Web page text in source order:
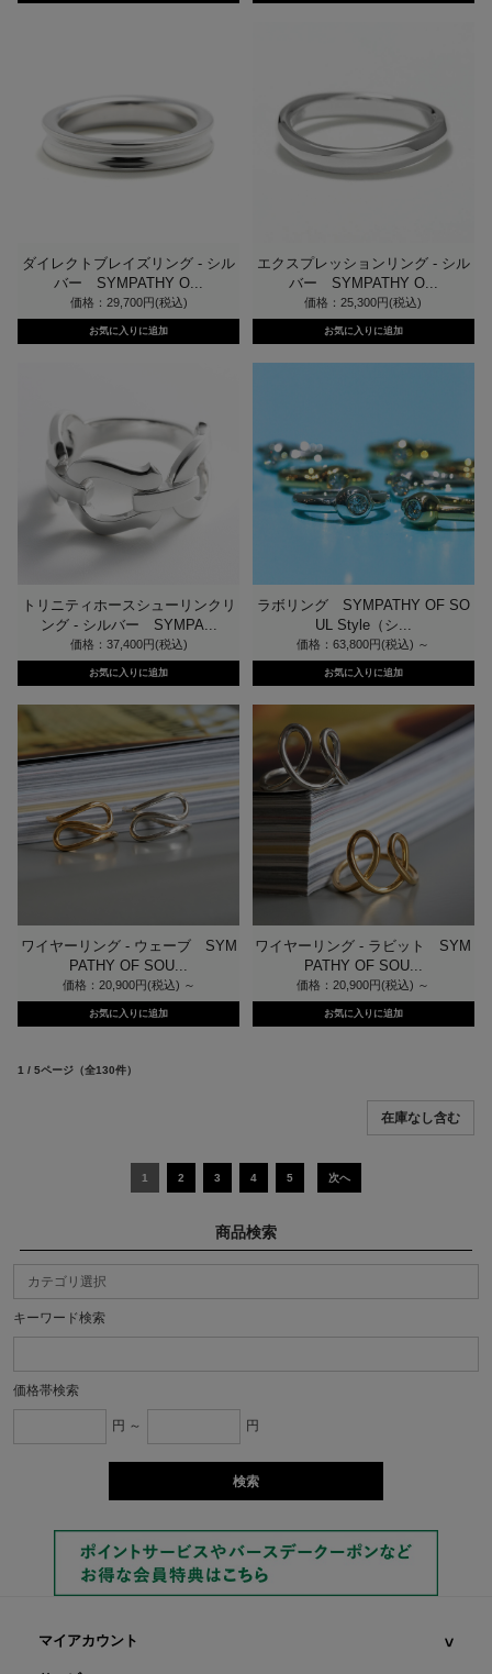
ダイレクトブレイズリング - シル
バー SYMPATHY O...
価格：29,700円(税込)
エクスプレッションリング - シル
バー SYMPATHY O...
価格：25,300円(税込)
トリニティホースシューリンクリ
ング - シルバー SYMPA...
価格：37,400円(税込)
ラボリング SYMPATHY OF SO
UL Style（シ...
価格：63,800円(税込) ～
ワイヤーリング - ウェーブ SYM
PATHY OF SOU...
価格：20,900円(税込) ～
ワイヤーリング - ラビット SYM
PATHY OF SOU...
価格：20,900円(税込) ～
1 / 5ページ （全130件）
1 2 3 4 5 次へ
商品検索
キーワード検索
価格帯検索
円 ～ 円
マイアカウント